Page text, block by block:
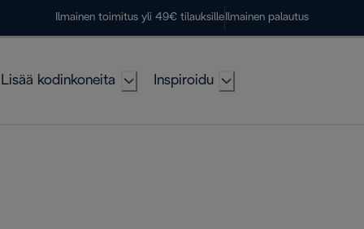
Ilmainen toimitus yli 49€ tilauksille Ilmainen palautus
Lisää kodinkoneita Inspiroidu